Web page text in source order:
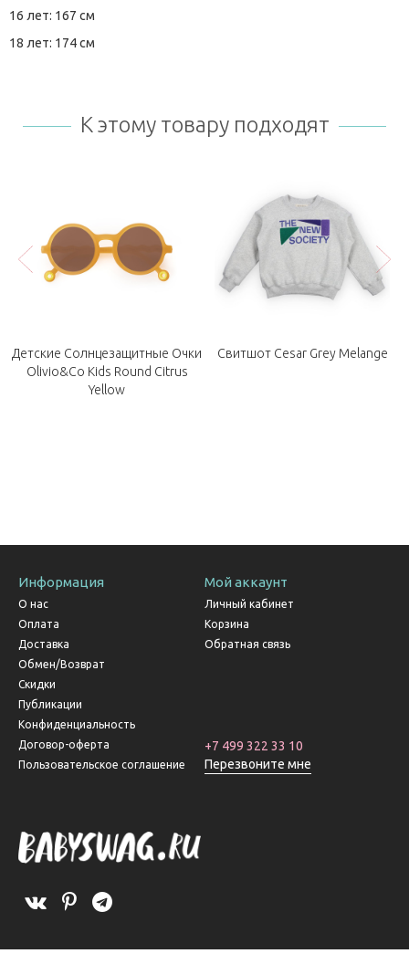
16 лет: 167 см
18 лет: 174 см
К этому товару подходят
Детские Солнцезащитные Очки
Olivio&Co Kids Round Citrus
Yellow
Свитшот Cesar Grey Melange
Информация
О нас
Оплата
Доставка
Обмен/Возврат
Скидки
Публикации
Конфиденциальность
Договор-оферта
Пользовательское соглашение
Мой аккаунт
Личный кабинет
Корзина
Обратная связь
+7 499 322 33 10
Перезвоните мне